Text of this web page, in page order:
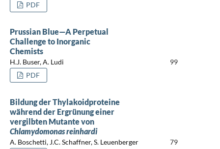
PDF
Prussian Blue—A Perpetual
Challenge to Inorganic
Chemists
H.J. Buser, A. Ludi
99
PDF
Bildung der Thylakoidproteine
während der Ergrünung einer
vergilbten Mutante von
Chlamydomonas reinhardi
A. Boschetti, J.C. Schaffner, S. Leuenberger
79